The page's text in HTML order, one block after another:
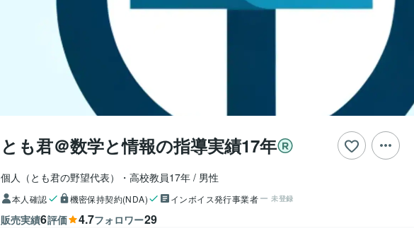
とも君＠数学と情報の指導実績17年
個人（とも君の野望代表）・高校教員17年 男性
本人確認 機密保持契約(NDA) インボイス発行事業者 未登録
販売実績6評価 4.7フォロワー29